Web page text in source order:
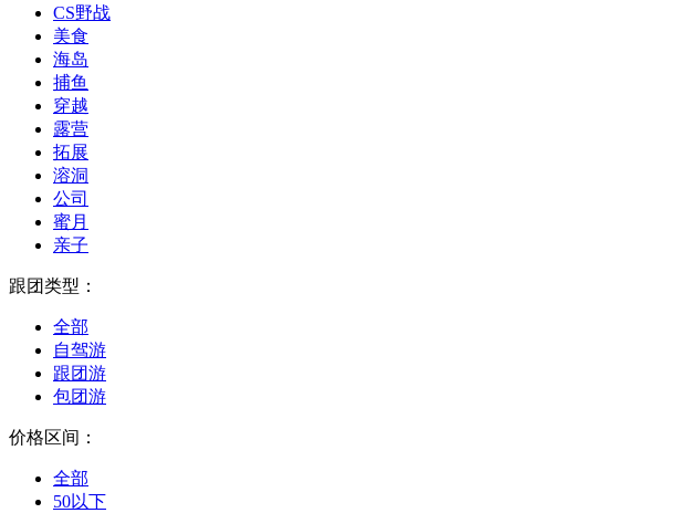
CS野战
美食
海岛
捕鱼
穿越
露营
拓展
溶洞
公司
蜜月
亲子
跟团类型：
全部
自驾游
跟团游
包团游
价格区间：
全部
50以下